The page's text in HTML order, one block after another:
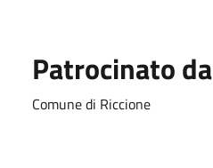
Patrocinato da
Comune di Riccione